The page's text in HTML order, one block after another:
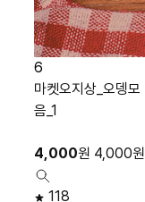
6
마켓오지상_오뎅모
음_1
4,000원 4,000원
118